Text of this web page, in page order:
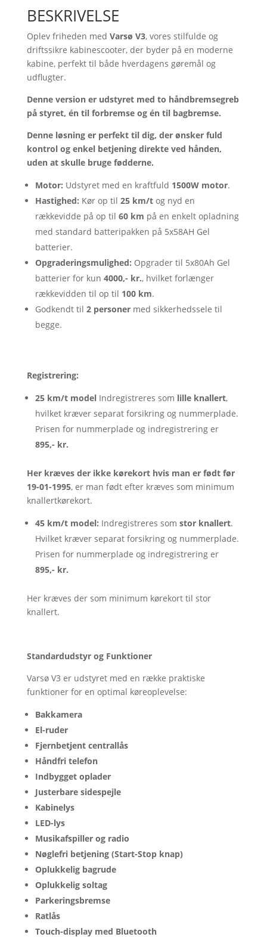
BESKRIVELSE
Oplev friheden med Varsø V3, vores stilfulde og
driftssikre kabinescooter, der byder på en moderne
kabine, perfekt til både hverdagens gøremål og
udflugter.
Denne version er udstyret med to håndbremsegreb
på styret, én til forbremse og én til bagbremse.
Denne løsning er perfekt til dig, der ønsker fuld
kontrol og enkel betjening direkte ved hånden,
uden at skulle bruge fødderne.
Motor: Udstyret med en kraftfuld 1500W motor.
Hastighed: Kør op til 25 km/tog nyd en
rækkevidde på op til 60 km på en enkelt opladning
med standard batteripakken på 5x58AH Gel
batterier.
Opgraderingsmulighed: Opgrader til 5x80Ah Gel
batterier for kun 4000,- kr., hvilket forlænger
rækkevidden til op til 100 km.
Godkendt til 2 personermed sikkerhedssele til
begge.
Registrering:
25 km/t modelIndregistreres som lille knallert,
hvilket kræver separat forsikring og nummerplade.
Prisen for nummerplade og indregistrering er
895,- kr.
Her kræves der ikke kørekort hvis man er født før
19-01-1995, er man født efter kræves som minimum
knallertkørekort.
45 km/t model: Indregistreres som stor knallert.
Hvilket kræver separat forsikring og nummerplade.
Prisen for nummerplade og indregistrering er
895,- kr.
Her kræves der som minimum kørekort til stor
knallert.
Standardudstyr og Funktioner
Varsø V3 er udstyret med en række praktiske
funktioner for en optimal køreoplevelse:
Bakkamera
El-ruder
Fjernbetjent centrallås
Håndfri telefon
Indbygget oplader
Justerbare sidespejle
Kabinelys
LED-lys
Musikafspiller og radio
Nøglefri betjening (Start-Stop knap)
Oplukkelig bagrude
Oplukkelig soltag
Parkeringsbremse
Ratlås
Touch-display med Bluetooth